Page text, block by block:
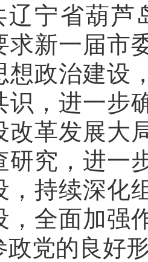
辽宁省葫芦
求新一届市
想政治建设
识，进一步
改革发展大
研究，进一
，持续深化
，全面加强
政党的良好